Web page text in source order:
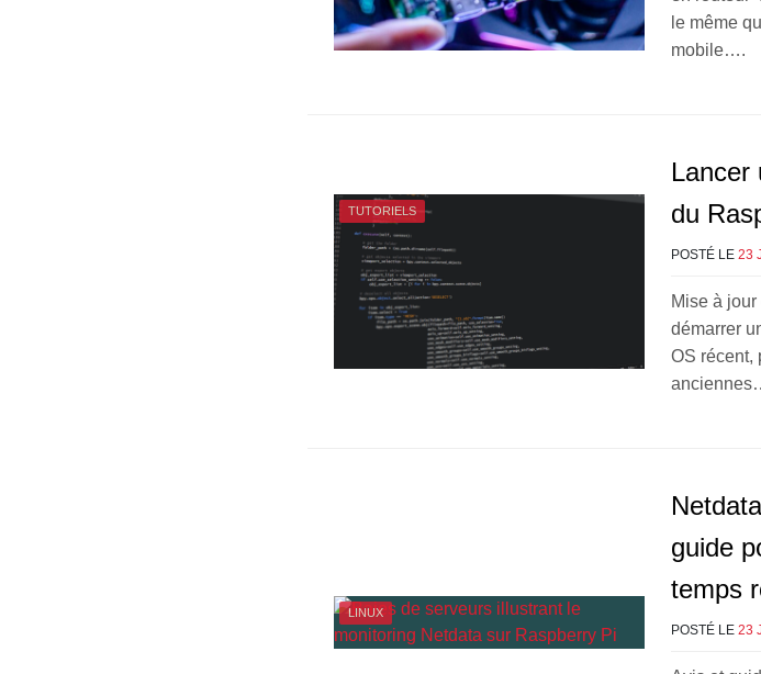
le même
mobile….
TUTORIELS
Lancer
du
POSTÉ LE 23
Mise à
démarrer
OS récent,
LINUX
guide
temps
POSTÉ LE 23